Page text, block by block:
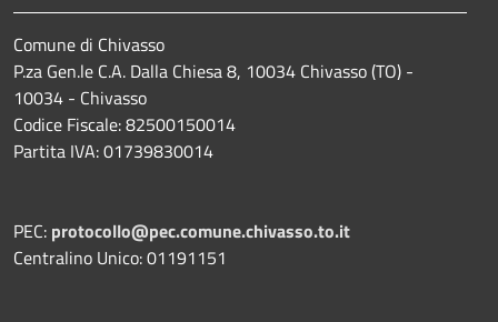
Comune di Chivasso
P.za Gen.le C.A. Dalla Chiesa 8, 10034 Chivasso (TO) -
10034 - Chivasso
Codice Fiscale: 82500150014
Partita IVA: 01739830014
PEC: protocollo@pec.comune.chivasso.to.it
Centralino Unico: 01191151